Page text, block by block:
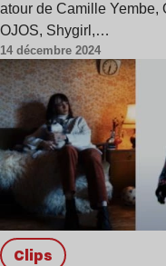
atour de Camille Yembe,
OJOS, Shygirl,…
14 décembre 2024
clips